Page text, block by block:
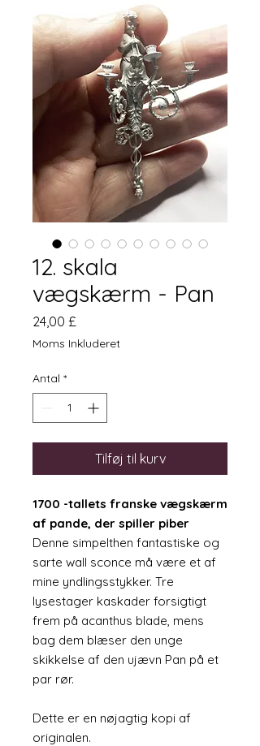
12. skala
vægskærm - Pan
24,00 £
Moms Inkluderet
Antal *
Tilføj til kurv
1700 -tallets franske vægskærm
af pande, der spiller piber
Denne simpelthen fantastiske og
sarte wall sconce må være et af
mine yndlingsstykker. Tre
lysestager kaskader forsigtigt
frem på acanthus blade, mens
bag dem blæser den unge
skikkelse af den ujævn Pan på et
par rør.
Dette er en nøjagtig kopi af
originalen.